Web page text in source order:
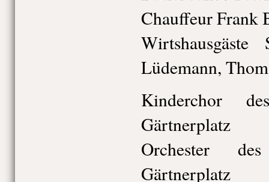
Chauffeur Frank
Lüdemann,
Kinderchor
Gärtnerplatz
Orchester
Gärtnerplatz